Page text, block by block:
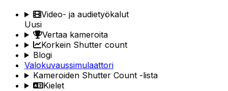
Video- ja audietyökalut
Uusi
Vertaa kameroita
Korkein Shutter count
Blogi
Valokuvaussimulaattori
Kameroiden Shutter Count -lista
Kielet